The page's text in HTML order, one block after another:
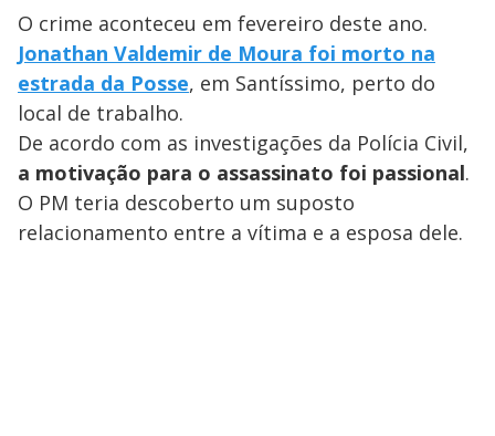
O crime aconteceu em fevereiro deste ano.
Jonathan Valdemir de Moura foi morto na
estrada da Posse, em Santíssimo, perto do
local de trabalho.
De acordo com as investigações da Polícia Civil,
a motivação para o assassinato foi passional.
O PM teria descoberto um suposto
relacionamento entre a vítima e a esposa dele.